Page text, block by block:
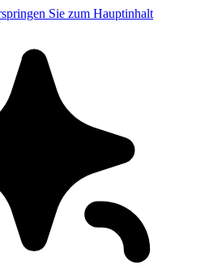
Sie zum Hauptinhalt